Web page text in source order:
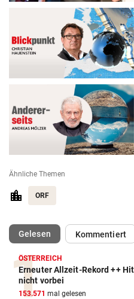
Ähnliche Themen
ORF
Gelesen(ausgewählt)Kommentiert
ÖSTERREICH
Erneuter Allzeit-Rekord ++
nicht vorbei
153.571 mal gelesen